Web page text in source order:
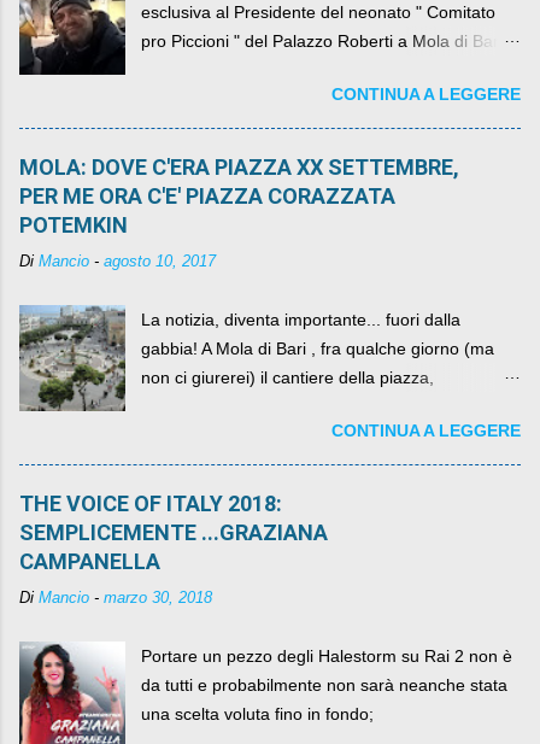
esclusiva al Presidente del neonato " Comitato
pro Piccioni " del Palazzo Roberti a Mola di Bari ,
come definirlo... signor?....CONTINUA A LEGGERE
MOLA: DOVE C'ERA PIAZZA XX SETTEMBRE,
PER ME ORA C'E' PIAZZA CORAZZATA
POTEMKIN
Di Mancio - agosto 10, 2017
La notizia, diventa importante... fuori dalla
gabbia! A Mola di Bari , fra qualche giorno (ma
non ci giurerei) il cantiere della piazza,
per un numero esorbitante di mesi, non ci sarà
più. C'era una volta Piazza XX Settembre ,
CONTINUA A LEGGERE
THE VOICE OF ITALY 2018:
SEMPLICEMENTE ...GRAZIANA
CAMPANELLA
Di Mancio - marzo 30, 2018
Portare un pezzo degli Halestorm su Rai 2 non è
da tutti e probabilmente non sarà neanche stata
una scelta voluta fino in fondo;